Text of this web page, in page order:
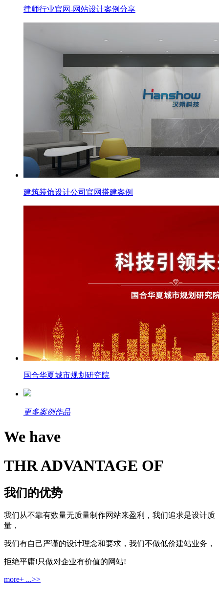
律师行业官网-网站设计案例分享
建筑装饰设计公司官网搭建案例
国合华夏城市规划研究院
更多案例作品
We have
THR ADVANTAGE OF
我们的优势
我们从不靠有数量无质量制作网站来盈利，我们追求是设计质
量，
我们有自己严谨的设计理念和要求，我们不做低价建站业务，
拒绝平庸!只做对企业有价值的网站!
more+ ...>>